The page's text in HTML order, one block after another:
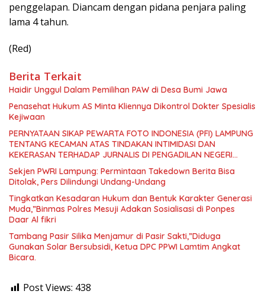
penggelapan. Diancam dengan pidana penjara paling
lama 4 tahun.
(Red)
Berita Terkait
Haidir Unggul Dalam Pemilihan PAW di Desa Bumi Jawa
Penasehat Hukum AS Minta Kliennya Dikontrol Dokter Spesialis
Kejiwaan
PERNYATAAN SIKAP PEWARTA FOTO INDONESIA (PFI) LAMPUNG
TENTANG KECAMAN ATAS TINDAKAN INTIMIDASI DAN
KEKERASAN TERHADAP JURNALIS DI PENGADILAN NEGERI
TANJUNG KARANG.
Sekjen PWRI Lampung: Permintaan Takedown Berita Bisa
Ditolak, Pers Dilindungi Undang-Undang
Tingkatkan Kesadaran Hukum dan Bentuk Karakter Generasi
Muda,”Binmas Polres Mesuji Adakan Sosialisasi di Ponpes
Daar Al fikri
Tambang Pasir Silika Menjamur di Pasir Sakti,”Diduga
Gunakan Solar Bersubsidi, Ketua DPC PPWI Lamtim Angkat
Bicara.
Post Views: 438